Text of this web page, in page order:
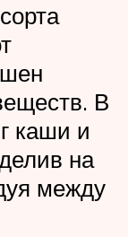
В
каши и
на
между